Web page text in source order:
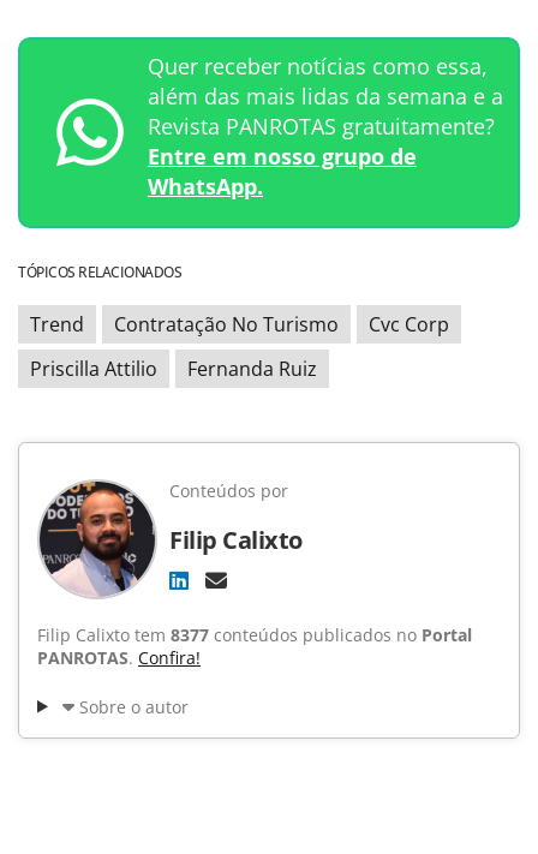
Quer receber notícias como essa,
além das mais lidas da semana e a
Revista PANROTAS gratuitamente?
Entre em nosso grupo de
WhatsApp.
TÓPICOS RELACIONADOS
Trend Contratação No Turismo
Cvc Corp
Priscilla Attilio
Fernanda Ruiz
Conteúdos por
Filip Calixto
Filip Calixto tem 8377 conteúdos publicados no Portal
PANROTAS. Confira!
Sobre o autor